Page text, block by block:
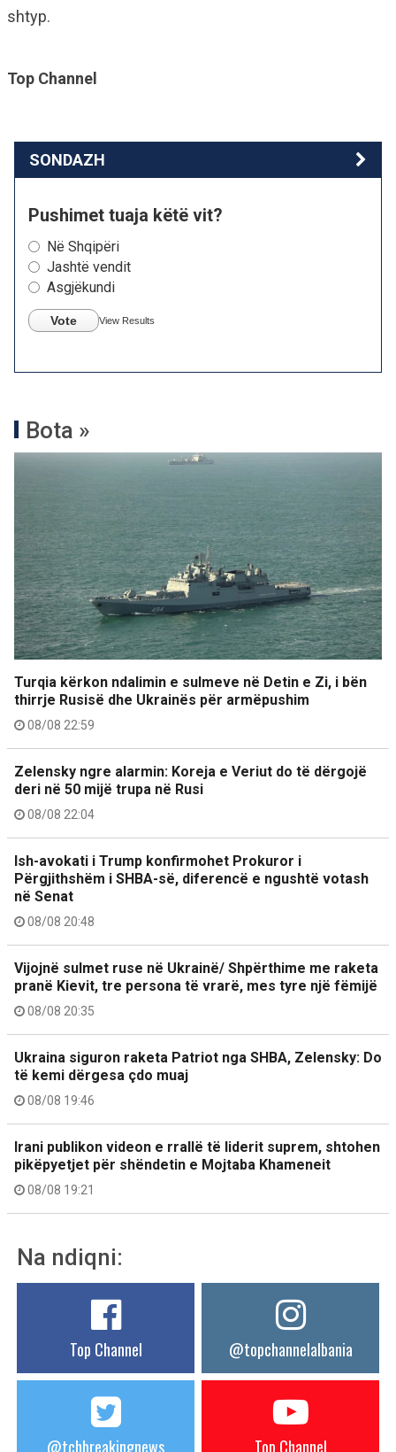
shtyp.
Top Channel
SONDAZH
Pushimet tuaja këtë vit?
Në Shqipëri
Jashtë vendit
Asgjëkundi
Vote View Results
Bota »
Turqia kërkon ndalimin e sulmeve në Detin e Zi, i bën
thirrje Rusisë dhe Ukrainës për armëpushim
08/08 22:59
Zelensky ngre alarmin: Koreja e Veriut do të dërgojë
deri në 50 mijë trupa në Rusi
08/08 22:04
Ish-avokati i Trump konfirmohet Prokuror i
Përgjithshëm i SHBA-së, diferencë e ngushtë votash
në Senat
08/08 20:48
Vijojnë sulmet ruse në Ukrainë/ Shpërthime me raketa
pranë Kievit, tre persona të vrarë, mes tyre një fëmijë
08/08 20:35
Ukraina siguron raketa Patriot nga SHBA, Zelensky: Do
të kemi dërgesa çdo muaj
08/08 19:46
Irani publikon videon e rrallë të liderit suprem, shtohen
pikëpyetjet për shëndetin e Mojtaba Khameneit
08/08 19:21
Na ndiqni:
Top Channel @topchannelalbania
@tchbreakingnews Top Channel